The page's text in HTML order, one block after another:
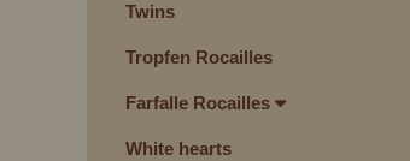
Twins
Tropfen Rocailles
Farfalle Rocailles
White hearts